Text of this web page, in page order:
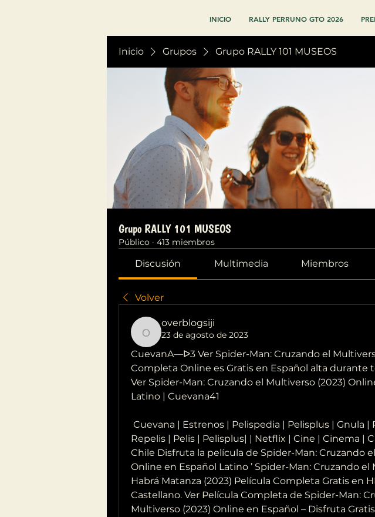
INICIO RALLY PERRUNO GTO 2026
Inicio Grupos Grupo RALLY 101 MUSEOS
Grupo RALLY 101 MUSEOS
Público · 413 miembros
Discusión Multimedia Miembros
Volver
overblogsiji
overblogsiji
23 de agosto de 2023
CuevanA—ᐅ3 Ver Spider-Man: Cruzando el
Completa Online es Gratis en Español alta durante
Ver Spider-Man: Cruzando el Multiverso (2023)
Latino | Cuevana41
Repelis | Pelis | Pelisplus| | Netflix | Cine | Cinema |
Chile Disfruta la película de Spider-Man: Cruzando
Online en Español Latino ’ Spider-Man: Cruzando el
Habrá Matanza (2023) Película Completa Gratis en
Castellano. Ver Película Completa de Spider-Man:
Multiverso (2023) Online en Español – Disfruta